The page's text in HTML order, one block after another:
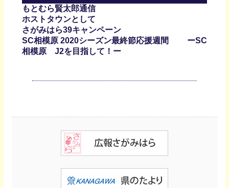
もとむら賢太郎通信
ホストタウンとして
さがみはら39キャンペーン
SC相模原 2020シーズン最終節応援週間 ーSC
相模原 J2を目指して！ー